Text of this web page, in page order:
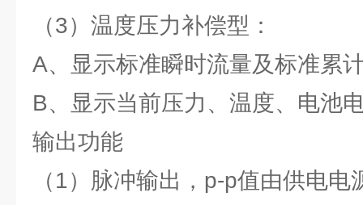
（3）温度压力补偿型：
A、显示标准瞬时流量及标准累
B、显示当前压力、温度、电池
输出功能
（1）脉冲输出，p-p值由供电电